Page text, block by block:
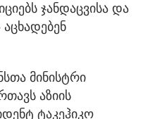
ჯანდაცვისა და
მინისტრი
აზიის
ტაკეჰიკო